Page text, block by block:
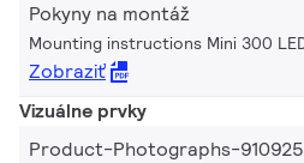
Pokyny na montáž
Mounting instructions Mini 300
Zobraziť
Vizuálne prvky
Product-Photographs-